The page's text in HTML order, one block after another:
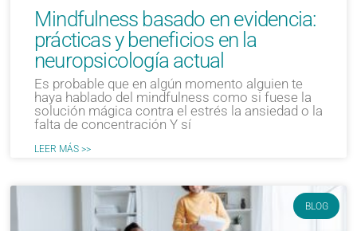
Mindfulness basado en evidencia:
prácticas y beneficios en la
neuropsicología actual
Es probable que en algún momento alguien te
haya hablado del mindfulness como si fuese la
solución mágica contra el estrés la ansiedad o la
falta de concentración Y sí
LEER MÁS >>
BLOG